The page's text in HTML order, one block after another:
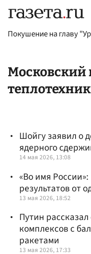
Покушение на главу
Московский
Шойгу заявил о
ядерного
14 мая 2026, 13:08
«Во имя
результатов от
13 мая 2026, 18:52
Путин
комплексов с
ракетами
13 мая 2026, 17:33